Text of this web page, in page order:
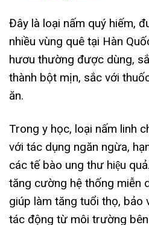
Đây là loại nấm quý hiếm,
nhiều vùng quê tại Hàn
hươu thường được dùng,
thành bột mịn, sắc với
ăn.
Trong y học, loại nấm linh
với tác dụng ngăn ngừa,
các tế bào ung thư hiệu
tăng cường hệ thống miễn
giúp làm tăng tuổi thọ, bảo
tác động từ môi trường